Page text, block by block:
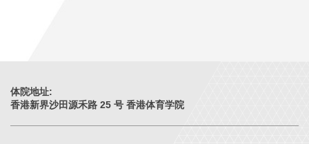
体院地址:
香港新界沙田源禾路 25 号 香港体育学院